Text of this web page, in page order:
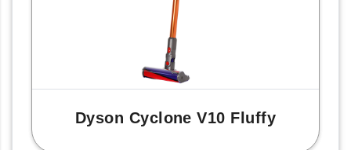
Dyson Cyclone V10 Fluffy